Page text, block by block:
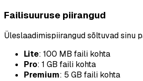
Failisuuruse piirangud
Üleslaadimispiirangud sõltuvad sinu
Lite: 100 MB faili kohta
Pro: 1 GB faili kohta
Premium: 5 GB faili kohta